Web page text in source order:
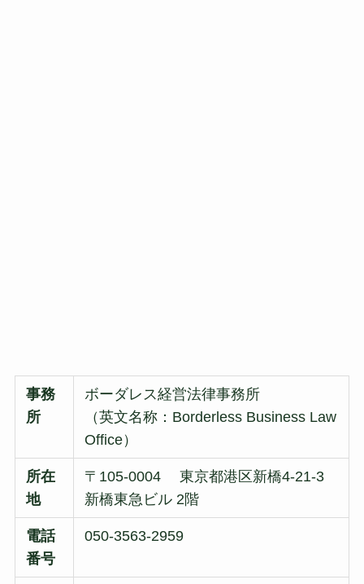
事務
所
ボーダレス経営法律事務所
（英文名称：Borderless Business Law
Office）
所在
地
〒105-0004 東京都港区新橋4-21-3
新橋東急ビル 2階
電話
番号
050-3563-2959